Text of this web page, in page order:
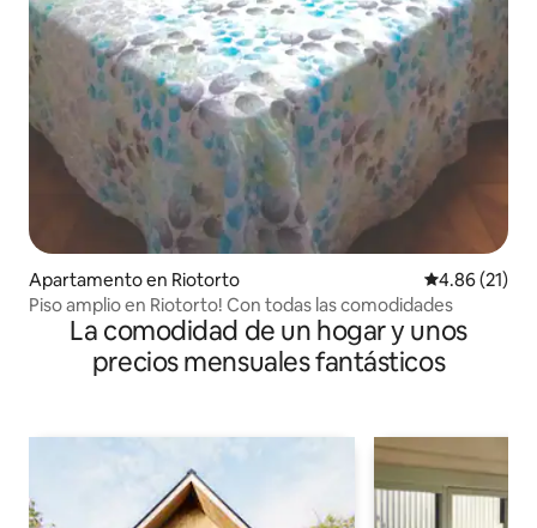
Apartamento en Riotorto Calificación
4.86 (21)
Piso amplio en Riotorto! Con todas las comodidades
La comodidad de un hogar y unos
precios mensuales fantásticos